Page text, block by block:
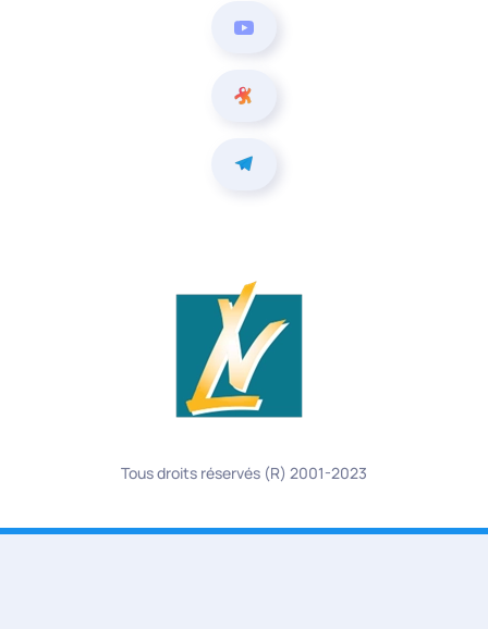
Tous droits réservés (R) 2001-2023